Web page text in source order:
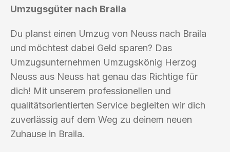
Umzugsgüter nach Braila
Du planst einen Umzug von Neuss nach Braila
und möchtest dabei Geld sparen? Das
Umzugsunternehmen Umzugskönig Herzog
Neuss aus Neuss hat genau das Richtige für
dich! Mit unserem professionellen und
qualitätsorientierten Service begleiten wir dich
zuverlässig auf dem Weg zu deinem neuen
Zuhause in Braila.